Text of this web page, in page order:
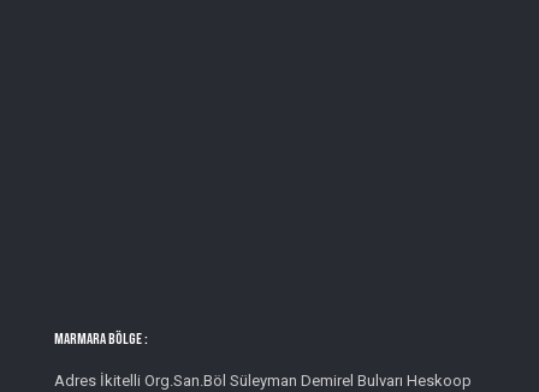
MARMARA BÖLGE :
Adres İkitelli Org.San.Böl Süleyman Demirel Bulvarı Heskoop